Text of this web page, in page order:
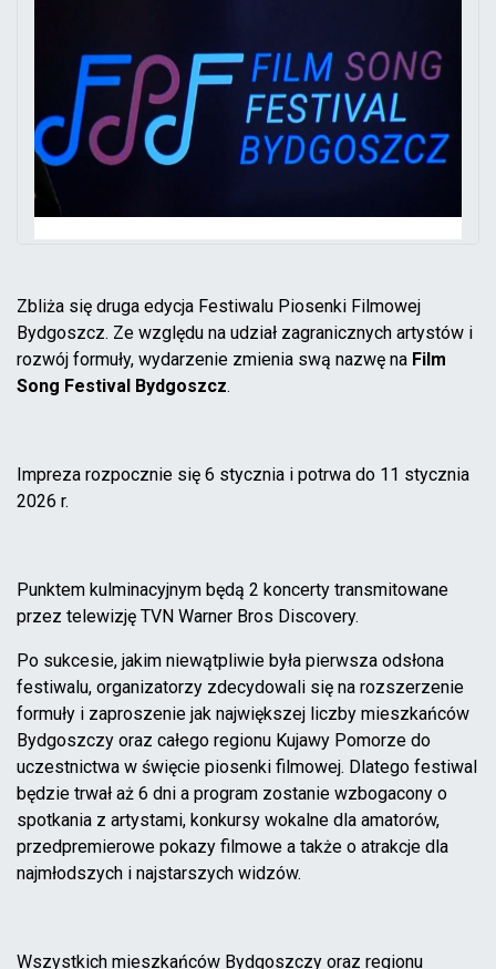
Zbliża się druga edycja Festiwalu Piosenki Filmowej
Bydgoszcz. Ze względu na udział zagranicznych artystów i
rozwój formuły, wydarzenie zmienia swą nazwę na Film
Song Festival Bydgoszcz.
Impreza rozpocznie się 6 stycznia i potrwa do 11 stycznia
2026 r.
Punktem kulminacyjnym będą 2 koncerty transmitowane
przez telewizję TVN Warner Bros Discovery.
Po sukcesie, jakim niewątpliwie była pierwsza odsłona
festiwalu, organizatorzy zdecydowali się na rozszerzenie
formuły i zaproszenie jak największej liczby mieszkańców
Bydgoszczy oraz całego regionu Kujawy Pomorze do
uczestnictwa w święcie piosenki filmowej. Dlatego festiwal
będzie trwał aż 6 dni a program zostanie wzbogacony o
spotkania z artystami, konkursy wokalne dla amatorów,
przedpremierowe pokazy filmowe a także o atrakcje dla
najmłodszych i najstarszych widzów.
Wszystkich mieszkańców Bydgoszczy oraz regionu